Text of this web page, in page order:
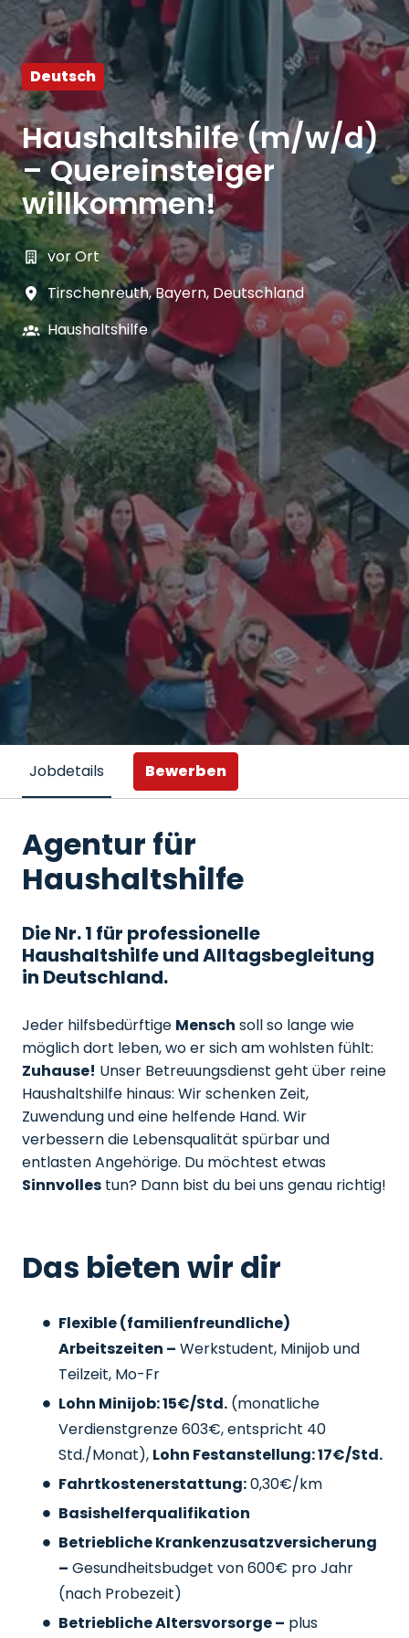
Deutsch
Haushaltshilfe (m/w/d)
– Quereinsteiger
willkommen!
vor Ort
Tirschenreuth,Bayern, Deutschland
Haushaltshilfe
Jobdetails Bewerben
Agentur für
Haushaltshilfe
Die Nr. 1 für professionelle
Haushaltshilfe und Alltagsbegleitung
in Deutschland.
Jeder hilfsbedürftige Mensch soll so lange wie
möglich dort leben, wo er sich am wohlsten fühlt:
Zuhause! Unser Betreuungsdienst geht über reine
Haushaltshilfe hinaus: Wir schenken Zeit,
Zuwendung und eine helfende Hand. Wir
verbessern die Lebensqualität spürbar und
entlasten Angehörige. Du möchtest etwas
Sinnvolles tun? Dann bist du bei uns genau richtig!
Das bieten wir dir
Flexible (familienfreundliche)
Arbeitszeiten – Werkstudent, Minijob und
Teilzeit, Mo-Fr
Lohn Minijob: 15€/Std. (monatliche
Verdienstgrenze 603€, entspricht 40
Std./Monat), Lohn Festanstellung: 17€/Std.
Fahrtkostenerstattung:0,30€/km
Basishelferqualifikation
Betriebliche Krankenzusatzversicherung
– Gesundheitsbudget von 600€ pro Jahr
(nach Probezeit)
Betriebliche Altersvorsorge – plus